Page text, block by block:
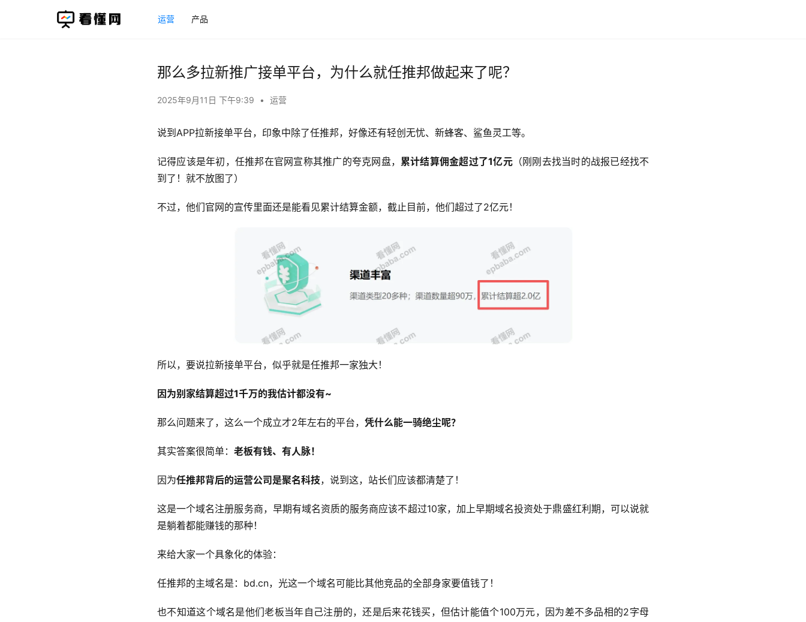
运营 产品
那么多拉新推广接单平台，为什么就任推邦做起来了呢？
2025年9月11日 下午9:39 • 运营
说到APP拉新接单平台，印象中除了任推邦，好像还有轻创无忧、新蜂客、鲨鱼灵工等。
记得应该是年初，任推邦在官网宣称其推广的夸克网盘， 累计结算佣金超过了1亿元（刚刚去找当时的战报已经找不
到了！就不放图了）
不过，他们官网的宣传里面还是能看见累计结算金额，截止目前，他们超过了2亿元！
所以，要说拉新接单平台，似乎就是任推邦一家独大！
因为别家结算超过1千万的我估计都没有~
那么问题来了，这么一个成立才2年左右的平台， 凭什么能一骑绝尘呢？
其实答案很简单： 老板有钱、有人脉！
因为任推邦背后的运营公司是聚名科技，说到这，站长们应该都清楚了！
这是一个域名注册服务商，早期有域名资质的服务商应该不超过10家，加上早期域名投资处于鼎盛红利期，可以说就
是躺着都能赚钱的那种！
来给大家一个具象化的体验：
任推邦的主域名是：bd.cn，光这一个域名可能比其他竞品的全部身家要值钱了！
也不知道这个域名是他们老板当年自己注册的，还是后来花钱买，但估计能值个100万元，因为差不多品相的2字母